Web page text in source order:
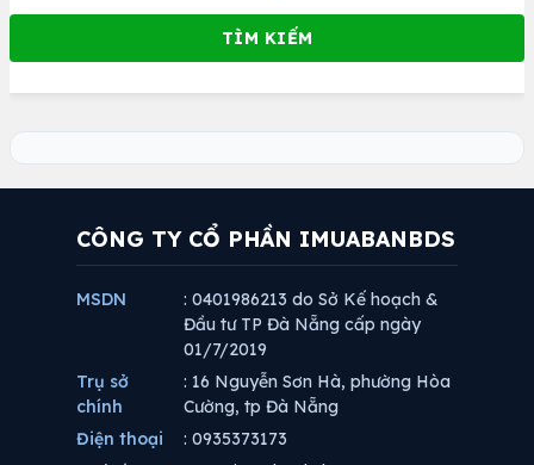
CÔNG TY CỔ PHẦN IMUABANBDS
MSDN
: 0401986213 do Sở Kế hoạch &
Đầu tư TP Đà Nẵng cấp ngày
01/7/2019
Trụ sở
chính
: 16 Nguyễn Sơn Hà, phường Hòa
Cường, tp Đà Nẵng
Điện thoại
: 0935373173